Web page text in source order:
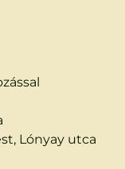
Lónyay utca